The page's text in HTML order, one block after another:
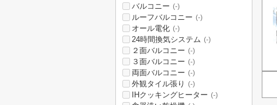
バルコニー (-)
ルーフバルコニー (-)
オール電化 (-)
24時間換気システム (-)
２面バルコニー (-)
３面バルコニー (-)
両面バルコニー (-)
外観タイル張り (-)
IHクッキングヒーター (-)